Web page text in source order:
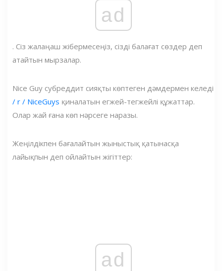
ad
. Сіз жалаңаш жібермесеңіз, сізді балағат сөздер деп
атайтын мырзалар.
Nice Guy субреддит сияқты көптеген дәмдермен келеді
/ r / NiceGuys қиналатын егжей-тегжейлі құжаттар.
Олар жай ғана көп нәрсеге наразы.
Жеңілдікпен бағалайтын жыныстық қатынасқа
лайықпын деп ойлайтын жігіттер:
ad